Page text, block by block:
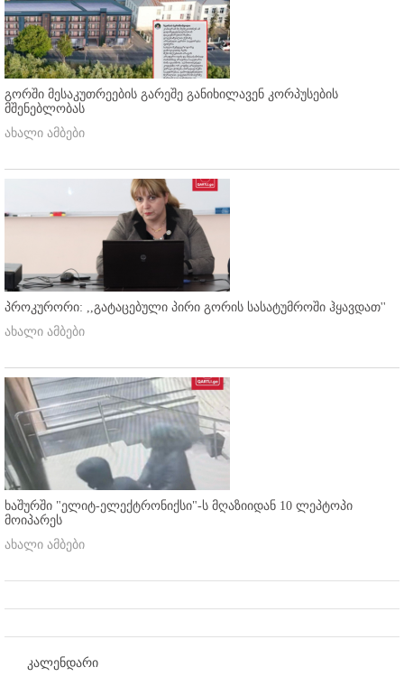
გორში მესაკუთრეების გარეშე განიხილავენ კორპუსების
მშენებლობას
ახალი ამბები
პროკურორი: ,,გატაცებული პირი გორის სასატუმროში ჰყავდათ''
ახალი ამბები
ხაშურში "ელიტ-ელექტრონიქსი"-ს მღაზიიდან 10 ლეპტოპი
მოიპარეს
ახალი ამბები
კალენდარი